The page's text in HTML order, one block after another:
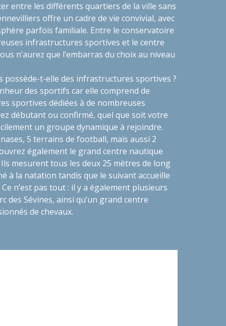
entre les différents quartiers de la ville sans
offre un cadre de vie convivial, avec
parfois familiale. Entre le conservatoire
infrastructures sportives et le centre
n’aurez que l’embarras du choix au niveau
possède-t-elle des infrastructures sportives ?
des sportifs car elle comprend de
sportives dédiées à de nombreuses
débutant ou confirmé, quel que soit votre
un groupe dynamique à rejoindre.
5 terrains de football, mais aussi 2
également le grand centre nautique
Ils mesurent tous les deux 25 mètres de long
à la natation tandis que le suivant accueille
n’est pas tout : il y a également plusieurs
des Sévines, ainsi qu’un grand centre
de chevaux.